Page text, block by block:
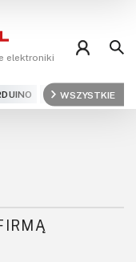
elektroniki
ARM AUDIO
WSZYSTKIE